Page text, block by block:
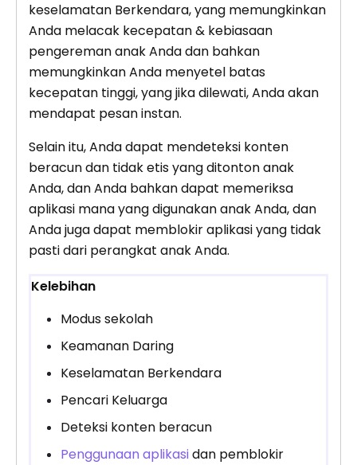
keselamatan Berkendara, yang memungkinkan
Anda melacak kecepatan & kebiasaan
pengereman anak Anda dan bahkan
memungkinkan Anda menyetel batas
kecepatan tinggi, yang jika dilewati, Anda akan
mendapat pesan instan.
Selain itu, Anda dapat mendeteksi konten
beracun dan tidak etis yang ditonton anak
Anda, dan Anda bahkan dapat memeriksa
aplikasi mana yang digunakan anak Anda, dan
Anda juga dapat memblokir aplikasi yang tidak
pasti dari perangkat anak Anda.
Kelebihan
Modus sekolah
Keamanan Daring
Keselamatan Berkendara
Pencari Keluarga
Deteksi konten beracun
Penggunaan aplikasidan pemblokir